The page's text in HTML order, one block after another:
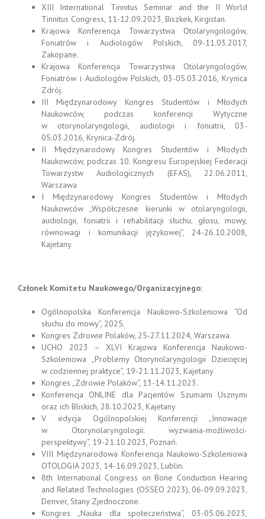
XIII International Tinnitus Seminar and the II World
Tinnitus Congress, 11-12.09.2023, Biszkek, Kirgistan.
Krajowa Konferencja Towarzystwa Otolaryngologów,
Foniatrów i Audiologów Polskich, 09-11.03.2017,
Zakopane.
Krajowa Konferencja Towarzystwa Otolaryngologów,
Foniatrów i Audiologów Polskich, 03-05.03.2016, Krynica
Zdrój.
III Międzynarodowy Kongres Studentów i Młodych
Naukowców, podczas konferencji Wytyczne
w otorynolaryngologii, audiologii i foniatrii, 03-
05.03.2016, Krynica-Zdrój.
II Międzynarodowy Kongres Studentów i Młodych
Naukowców, podczas 10. Kongresu Europejskiej Federacji
Towarzystw Audiologicznych (EFAS), 22.06.2011,
Warszawa
I Międzynarodowy Kongres Studentów i Młodych
Naukowców „Współczesne kierunki w otolaryngologii,
audiologii, foniatrii i rehabilitacji słuchu, głosu, mowy,
równowagi i komunikacji językowej”, 24-26.10.2008,
Kajetany.
Członek Komitetu Naukowego/Organizacyjnego:
Ogólnopolska Konferencja Naukowo-Szkoleniowa “Od
słuchu do mowy”, 2025.
Kongres Zdrowie Polaków, 25-27.11.2024, Warszawa.
UCHO 2023 – XLVI Krajowa Konferencja Naukowo-
Szkoleniowa „Problemy Otorynolaryngologii Dziecięcej
w codziennej praktyce”, 19-21.11.2023, Kajetany
Kongres „Zdrowie Polaków“, 13-14.11.2023.
Konferencja ONLINE dla Pacjentów Szumami Usznymi
oraz ich Bliskich, 28.10.2023, Kajetany
V edycja Ogólnopolskiej Konferencji „Innowacje
w Otorynolaryngologii: wyzwania-możliwości-
perspektywy“, 19-21.10.2023, Poznań.
VIII Międzynarodowa Konferencja Naukowo-Szkoleniowa
OTOLOGIA 2023, 14-16.09.2023, Lublin.
8th International Congress on Bone Conduction Hearing
and Related Technologies (OSSEO 2023), 06-09.09.2023,
Denver, Stany Zjednoczone.
Kongres „Nauka dla społeczeństwa“, 03-05.06.2023,